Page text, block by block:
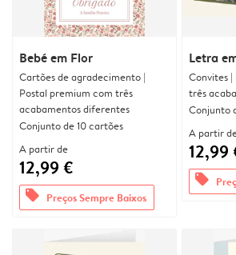
Bebé em Flor
Cartões de agradecimento |
Postal premium com três
acabamentos diferentes
Conjunto de 10 cartões
A partir de
12,99 €
offers Preços Sempre Baixos
Letra
Convites
três
Conjunto
A partir
12,99
offers